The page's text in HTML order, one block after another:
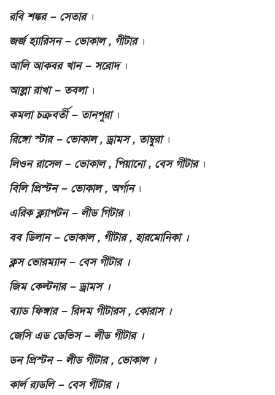
রবি শঙ্কর – সেতার ।
জর্জ হ্যারিসন – ভোকাল , গীটার ।
আলি আকবর খান – সরোদ ।
আল্লা রাখা – তবলা ।
কমলা চক্রবর্তী – তানপুরা ।
রিঙ্গো স্টার – ভোকাল , ড্রামস , তাম্বুরা ।
লিওন রাসেল – ভোকাল , পিয়ানো , বেস গীটার ।
বিলি প্রিস্টন – ভোকাল , অর্গান।
এরিক ক্ল্যাপটন – লীড গিটার ।
বব ডিলান – ভোকাল , গীটার , হারমোনিকা ।
ক্লস ভোরম্যান – বেস গীটার ।
জিম কেল্টনার – ড্রামস ।
ব্যাড ফিঙ্গার – রিদম গীটারস , কোরাস ।
জেসি এড ডেভিস – লীড গীটার ।
ডন প্রিস্টন – লীড গীটার , ভোকাল ।
কার্ল র‍্যডলি – বেস গীটার ।